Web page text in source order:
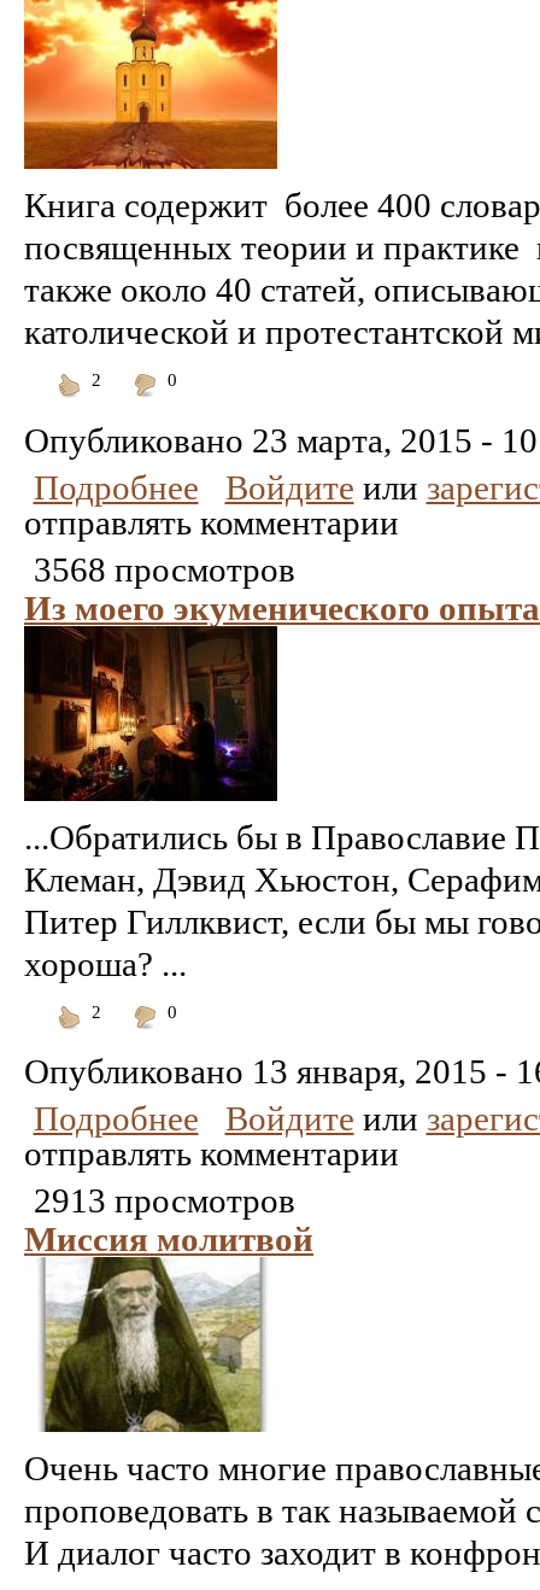
Книга содержит более 400
посвященных теории и практике
также около 40 статей,
католической и протестантской
2
0
Опубликовано 23 марта, 2015 -
Подробнее
Войдите или
отправлять комментарии
3568 просмотров
Из моего экуменического опыта
...Обратились бы в Православие
Клеман, Дэвид Хьюстон,
Питер Гиллквист, если бы мы
хороша? ...
2
0
Опубликовано 13 января, 2015 -
Подробнее
Войдите или
отправлять комментарии
2913 просмотров
Миссия молитвой
Очень часто многие
проповедовать в так называемой
И диалог часто заходит в